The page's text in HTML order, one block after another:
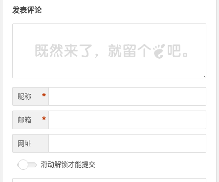
发表评论
昵称 *
邮箱 *
网址
滑动解锁才能提交